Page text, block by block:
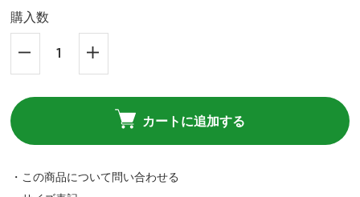
購入数
カートに追加する
・この商品について問い合わせる